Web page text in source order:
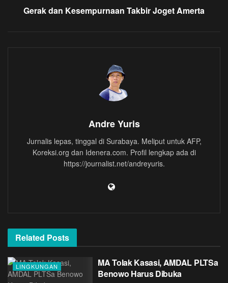
Gerak dan Kesempurnaan Takbir Joget Amerta
Andre Yuris
Jurnalis lepas, tinggal di Surabaya. Meliput untuk AFP,
Koreksi.org dan Idenera.com. Profil lengkap ada di
https://journalist.net/andreyuris.
Related Posts
LINGKUNGAN
MA Tolak Kasasi, AMDAL PLTSa
Benowo Harus Dibuka